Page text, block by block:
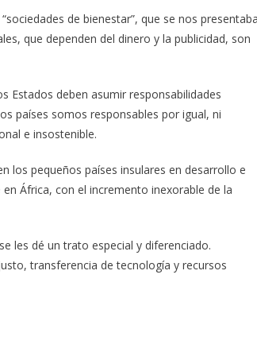
de bienestar”, que se nos
que dependen del dinero y la publicidad, son
Estados deben asumir responsabilidades
países somos responsables por igual, ni
e insostenible.
los pequeños países insulares en desarrollo e
África, con el incremento inexorable de la
les dé un trato especial y diferenciado.
transferencia de tecnología y recursos